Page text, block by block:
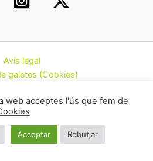
Avís legal
galetes (Cookies)
Contacte
de Catalunya (CatFAC)
web acceptes l'ús que fem de
Acceptar Rebutjar